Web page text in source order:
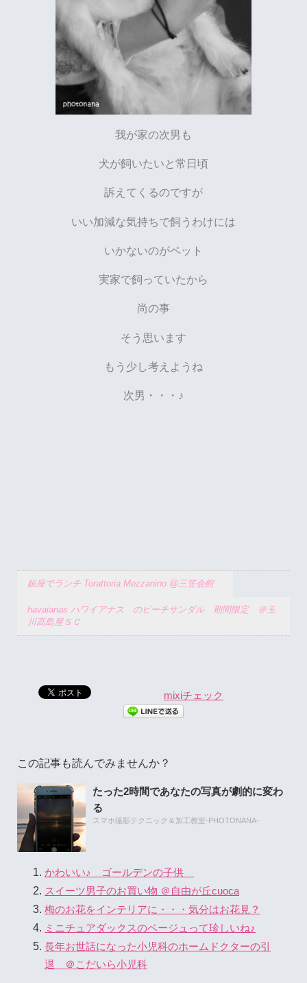
我が家の次男も
犬が飼いたいと常日頃
訴えてくるのですが
いい加減な気持ちで飼うわけには
いかないのがペット
実家で飼っていたから
尚の事
そう思います
もう少し考えようね
次男・・・♪
銀座でランチ Torattoria Mezzanino @三笠会館
havaianas ハワイアナス のビーチサンダル 期間限定 ＠玉
川髙島屋ＳＣ
mixiチェック
この記事も読んでみませんか？
たった2時間であなたの写真が劇的に変わ
る
スマホ撮影テクニック＆加工教室-PHOTONANA-
かわいい♪ ゴールデンの子供
スイーツ男子のお買い物 ＠自由が丘cuoca
梅のお花をインテリアに・・・気分はお花見？
ミニチュアダックスのベージュって珍しいね♪
長年お世話になった小児科のホームドクターの引
退 ＠こだいら小児科